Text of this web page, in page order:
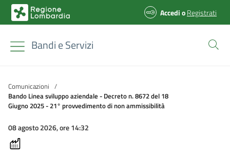
AccedioRegistrati
Bandi e Servizi
Comunicazioni /
Bando Linea sviluppo aziendale - Decreto n. 8672 del 18
Giugno 2025 - 21° provvedimento di non ammissibilità
08 agosto 2026, ore 14:32